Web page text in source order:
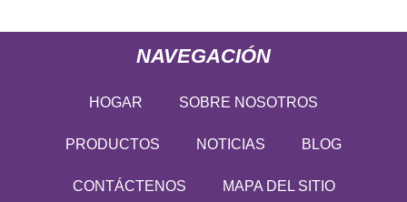
NAVEGACIÓN
HOGAR SOBRE NOSOTROS
PRODUCTOS NOTICIAS BLOG
CONTÁCTENOS MAPA DEL SITIO